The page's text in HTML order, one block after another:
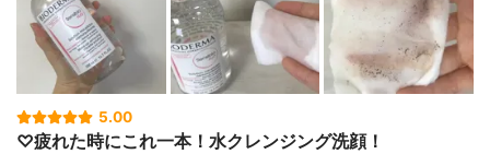
5.00
♡疲れた時にこれ一本！水クレンジング洗顔！